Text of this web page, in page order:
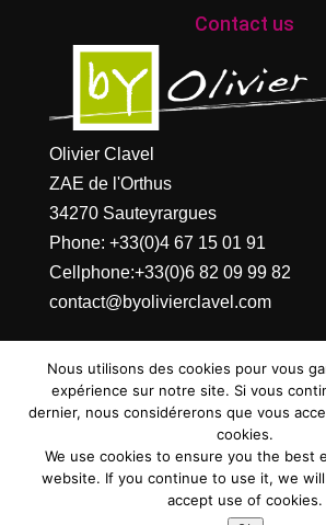
Contact us
Olivier Clavel
ZAE de l'Orthus
34270 Sauteyrargues
Phone: +33(0)4 67 15 01 91
Cellphone:+33(0)6 82 09 99 82
contact@byolivierclavel.com
Index LD création de site
Montpellier (Hérault)-
Politique de
Nous utilisons des cookies pour vous
expérience sur notre site. Si vous
dernier, nous considérerons que vous
cookies.
We use cookies to ensure you the best
website. If you continue to use it, we
accept use of cookies.